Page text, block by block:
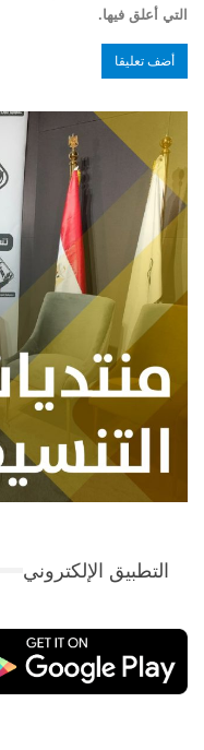
التي أعلق فيها.
التطبيق الإلكتروني